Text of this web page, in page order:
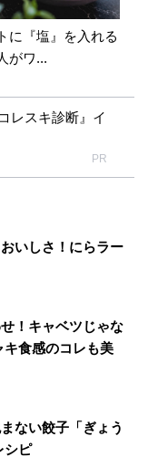
に『塩』を入れる
がワ...
レスキ診断』イ
PR
いしさ！にらラー
！キャベツじゃな
キ食感のコレも美
ない餃子「ぎょう
シピ